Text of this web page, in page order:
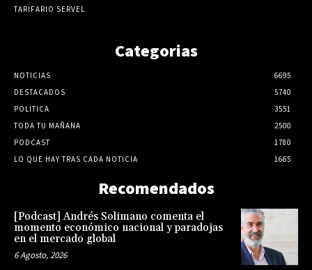
TARIFARIO SERVEL
Categorias
NOTICIAS
6695
DESTACADOS
5740
POLITICA
3551
TODA TU MAÑANA
2500
PODCAST
1780
LO QUE HAY TRAS CADA NOTICIA
1665
Recomendados
[Podcast] Andrés Solimano comenta el
momento económico nacional y paradojas
en el mercado global
6 Agosto, 2026